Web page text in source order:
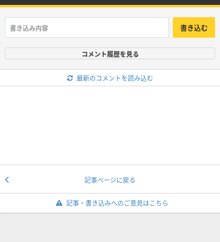
書き込む
コメント履歴を見る
最新のコメントを読み込む
記事ページに戻る
記事・書き込みへのご意見はこちら